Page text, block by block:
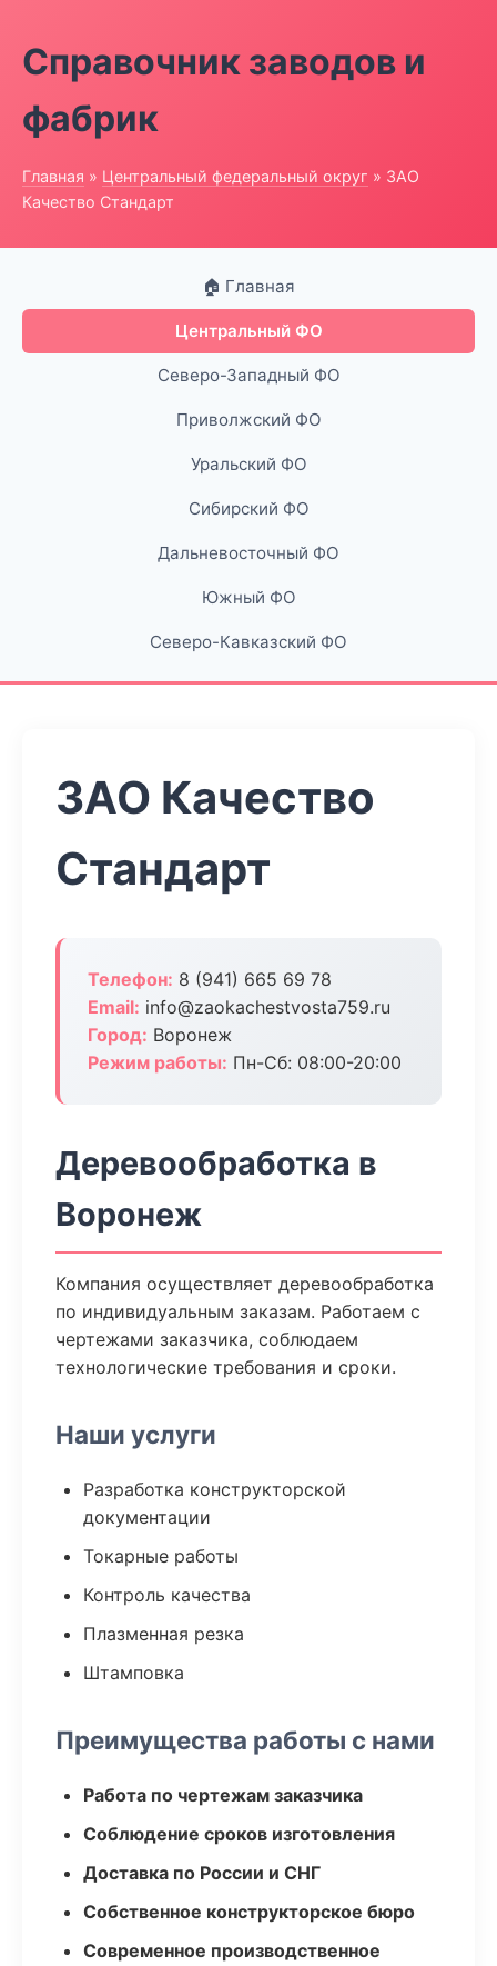
Справочник заводов и
фабрик
Главная » Центральный федеральный округ » ЗАО
Качество Стандарт
🏠 Главная
Центральный ФО
Северо-Западный ФО
Приволжский ФО
Уральский ФО
Сибирский ФО
Дальневосточный ФО
Южный ФО
Северо-Кавказский ФО
ЗАО Качество
Стандарт
Телефон: 8 (941) 665 69 78
Email: info@zaokachestvosta759.ru
Город: Воронеж
Режим работы: Пн-Сб: 08:00-20:00
Деревообработка в
Воронеж
Компания осуществляет деревообработка
по индивидуальным заказам. Работаем с
чертежами заказчика, соблюдаем
технологические требования и сроки.
Наши услуги
Разработка конструкторской
документации
Токарные работы
Контроль качества
Плазменная резка
Штамповка
Преимущества работы с нами
Работа по чертежам заказчика
Соблюдение сроков изготовления
Доставка по России и СНГ
Собственное конструкторское бюро
Современное производственное